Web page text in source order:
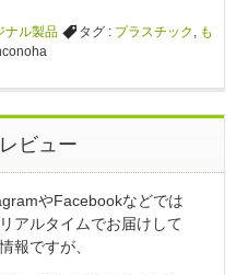
ナル製品 タグ : プラスチック , も
ビュー
やFacebookなどでは
アルタイムでお届けして
報ですが、